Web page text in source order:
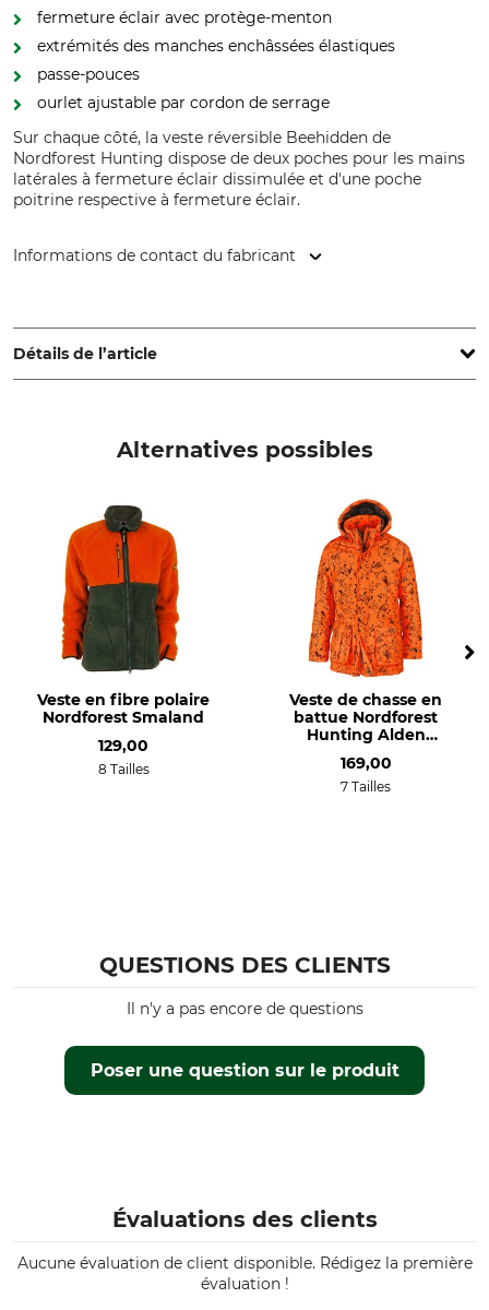
fermeture éclair avec protège-menton
extrémités des manches enchâssées élastiques
passe-pouces
ourlet ajustable par cordon de serrage
Sur chaque côté, la veste réversible Beehidden de
Nordforest Hunting dispose de deux poches pour les mains
latérales à fermeture éclair dissimulée et d'une poche
poitrine respective à fermeture éclair.
Informations de contact du fabricant
www.grube.de
Détails de l’article
Linge de couleur 30 °C
Blanchir
Ne pas blanchir
Ne pas sécher au sèche-linge
Repassage
Ne pas repasser
Entretien professionnel des
Ne pas nettoyer à sec
Type d'occasion
Chasse à l'appeau
Chasse à l'approche
Respirabilité
élevée
Coupe-vent
beehidden blaze/oliv
Taille
XS
Alternatives possibles
Veste en fibre polaire
Nordforest Smaland
129,00
8 Tailles
Veste de chasse en
battue Nordforest
Hunting Alden
169,00
7 Tailles
QUESTIONS DES CLIENTS
Poser une question sur le produit
Il n'y a pas encore de questions
Évaluations des clients
Aucune évaluation de client disponible. Rédigez la première
évaluation !